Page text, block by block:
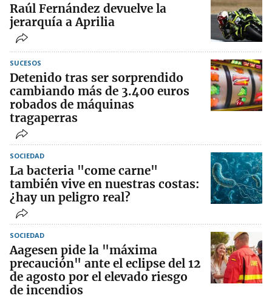
Raúl Fernández devuelve la
jerarquía a Aprilia
SUCESOS
Detenido tras ser sorprendido
cambiando más de 3.400 euros
robados de máquinas
tragaperras
SOCIEDAD
La bacteria "come carne"
también vive en nuestras costas:
¿hay un peligro real?
SOCIEDAD
Aagesen pide la "máxima
precaución" ante el eclipse del 12
de agosto por el elevado riesgo
de incendios